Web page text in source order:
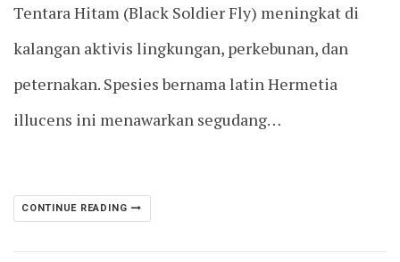
Tentara Hitam (Black Soldier Fly) meningkat di
kalangan aktivis lingkungan, perkebunan, dan
peternakan. Spesies bernama latin Hermetia
illucens ini menawarkan segudang…
CONTINUE READING